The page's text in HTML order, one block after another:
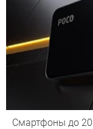
Смартфоны до 20